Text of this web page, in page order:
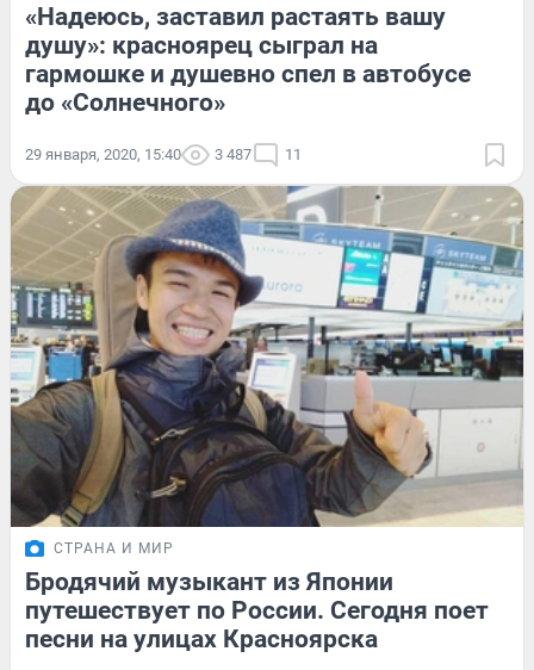
«Надеюсь, заставил растаять вашу
душу»: красноярец сыграл на
гармошке и душевно спел в автобусе
до «Солнечного»
29 января, 2020, 15:40 3 487 11
СТРАНА И МИР
Бродячий музыкант из Японии
путешествует по России. Сегодня поет
песни на улицах Красноярска